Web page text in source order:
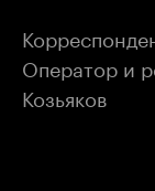
Оператор и
Козьяков